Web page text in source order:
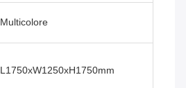
Multicolore
L1750xW1250xH1750mm